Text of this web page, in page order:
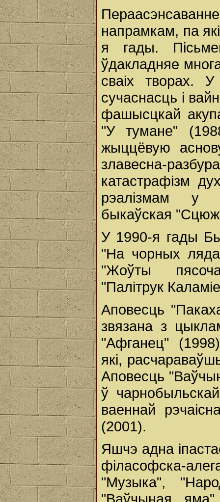
напрамкам, па
я гады.
ўдакладняе
сваіх творах.
сучаснасць і
фашысцкай
"У тумане"
жыццёвую
злавесна-
катастрафізм
рэалізмам у
быкаўская
У 1990-я гады
"На чорных
"Жоўты
"Палітрук
Аповесць
звязана з
"Афганец"
які,
Аповесць
ў
ваеннай
(2001).
Яшчэ адна
філасофска-
"Музыка",